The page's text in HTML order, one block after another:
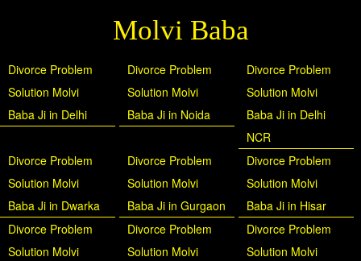
Molvi Baba
Divorce Problem
Solution Molvi
Baba Ji in Delhi
Divorce Problem
Solution Molvi
Baba Ji in Noida
Divorce Problem
Solution Molvi
Baba Ji in Delhi
NCR
Divorce Problem
Solution Molvi
Baba Ji in Dwarka
Divorce Problem
Solution Molvi
Baba Ji in Gurgaon
Divorce Problem
Solution Molvi
Baba Ji in Hisar
Divorce Problem
Solution Molvi
Divorce Problem
Solution Molvi
Divorce Problem
Solution Molvi